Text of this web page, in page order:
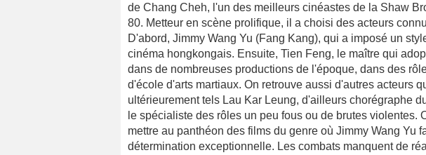
de Chang Cheh, l'un des meilleurs cinéastes de la Shaw
80. Metteur en scène prolifique, il a choisi des acteurs
D'abord, Jimmy Wang Yu (Fang Kang), qui a imposé un
cinéma hongkongais. Ensuite, Tien Feng, le maître qui
dans de nombreuses productions de l'époque, dans des
d'école d'arts martiaux. On retrouve aussi d'autres acteurs
ultérieurement tels Lau Kar Leung, d'ailleurs chorégraphe
le spécialiste des rôles un peu fous ou de brutes violentes.
mettre au panthéon des films du genre où Jimmy Wang Yu
détermination exceptionnelle. Les combats manquent de